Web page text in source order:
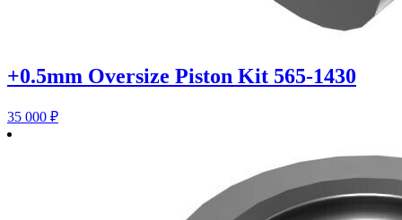
+0.5mm Oversize Piston Kit 565-1430
35 000 ₽